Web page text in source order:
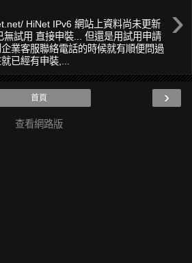
›
HiNet IPv6 網站上資料尚未更新
無試用 直接申裝... 但還是用試用申請
業客服聯絡電話的時候就有順便問過
已經有申裝,...
›
首頁
查看網路版